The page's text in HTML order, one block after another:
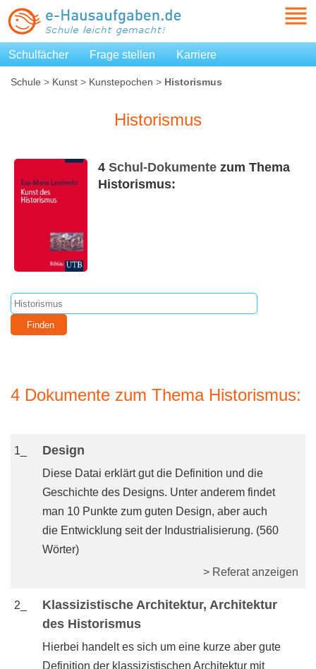
Schulfächer Frage stellen Karriere
Schule > Kunst > Kunstepochen > Historismus
Historismus
4 Schul-Dokumente zum Thema
Historismus:
4 Dokumente zum Thema Historismus:
1_ Design
Diese Datai erklärt gut die Definition und die
Geschichte des Designs. Unter anderem findet
man 10 Punkte zum guten Design, aber auch
die Entwicklung seit der Industrialisierung. (560
Wörter)
> Referat anzeigen
2_
Klassizistische Architektur, Architektur
des Historismus
Hierbei handelt es sich um eine kurze aber gute
Definition der klassizistischen Architektur mit